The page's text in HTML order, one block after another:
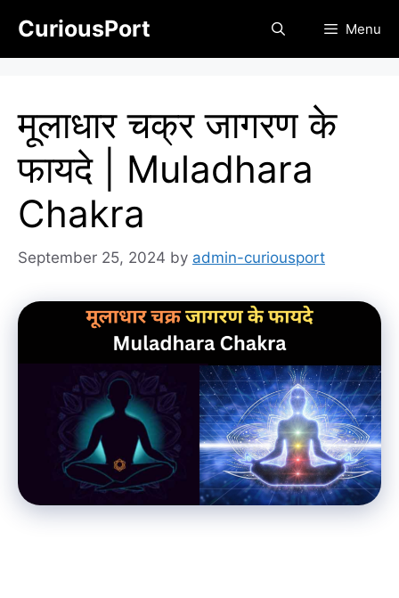
content
CuriousPort Menu
मूलाधार चक्र जागरण के
फायदे | Muladhara
Chakra
September 25, 2024 by admin-curiousport